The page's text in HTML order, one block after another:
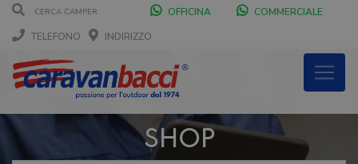
OFFICINA
COMMERCIALE
TELEFONO
INDIRIZZO
SHOP